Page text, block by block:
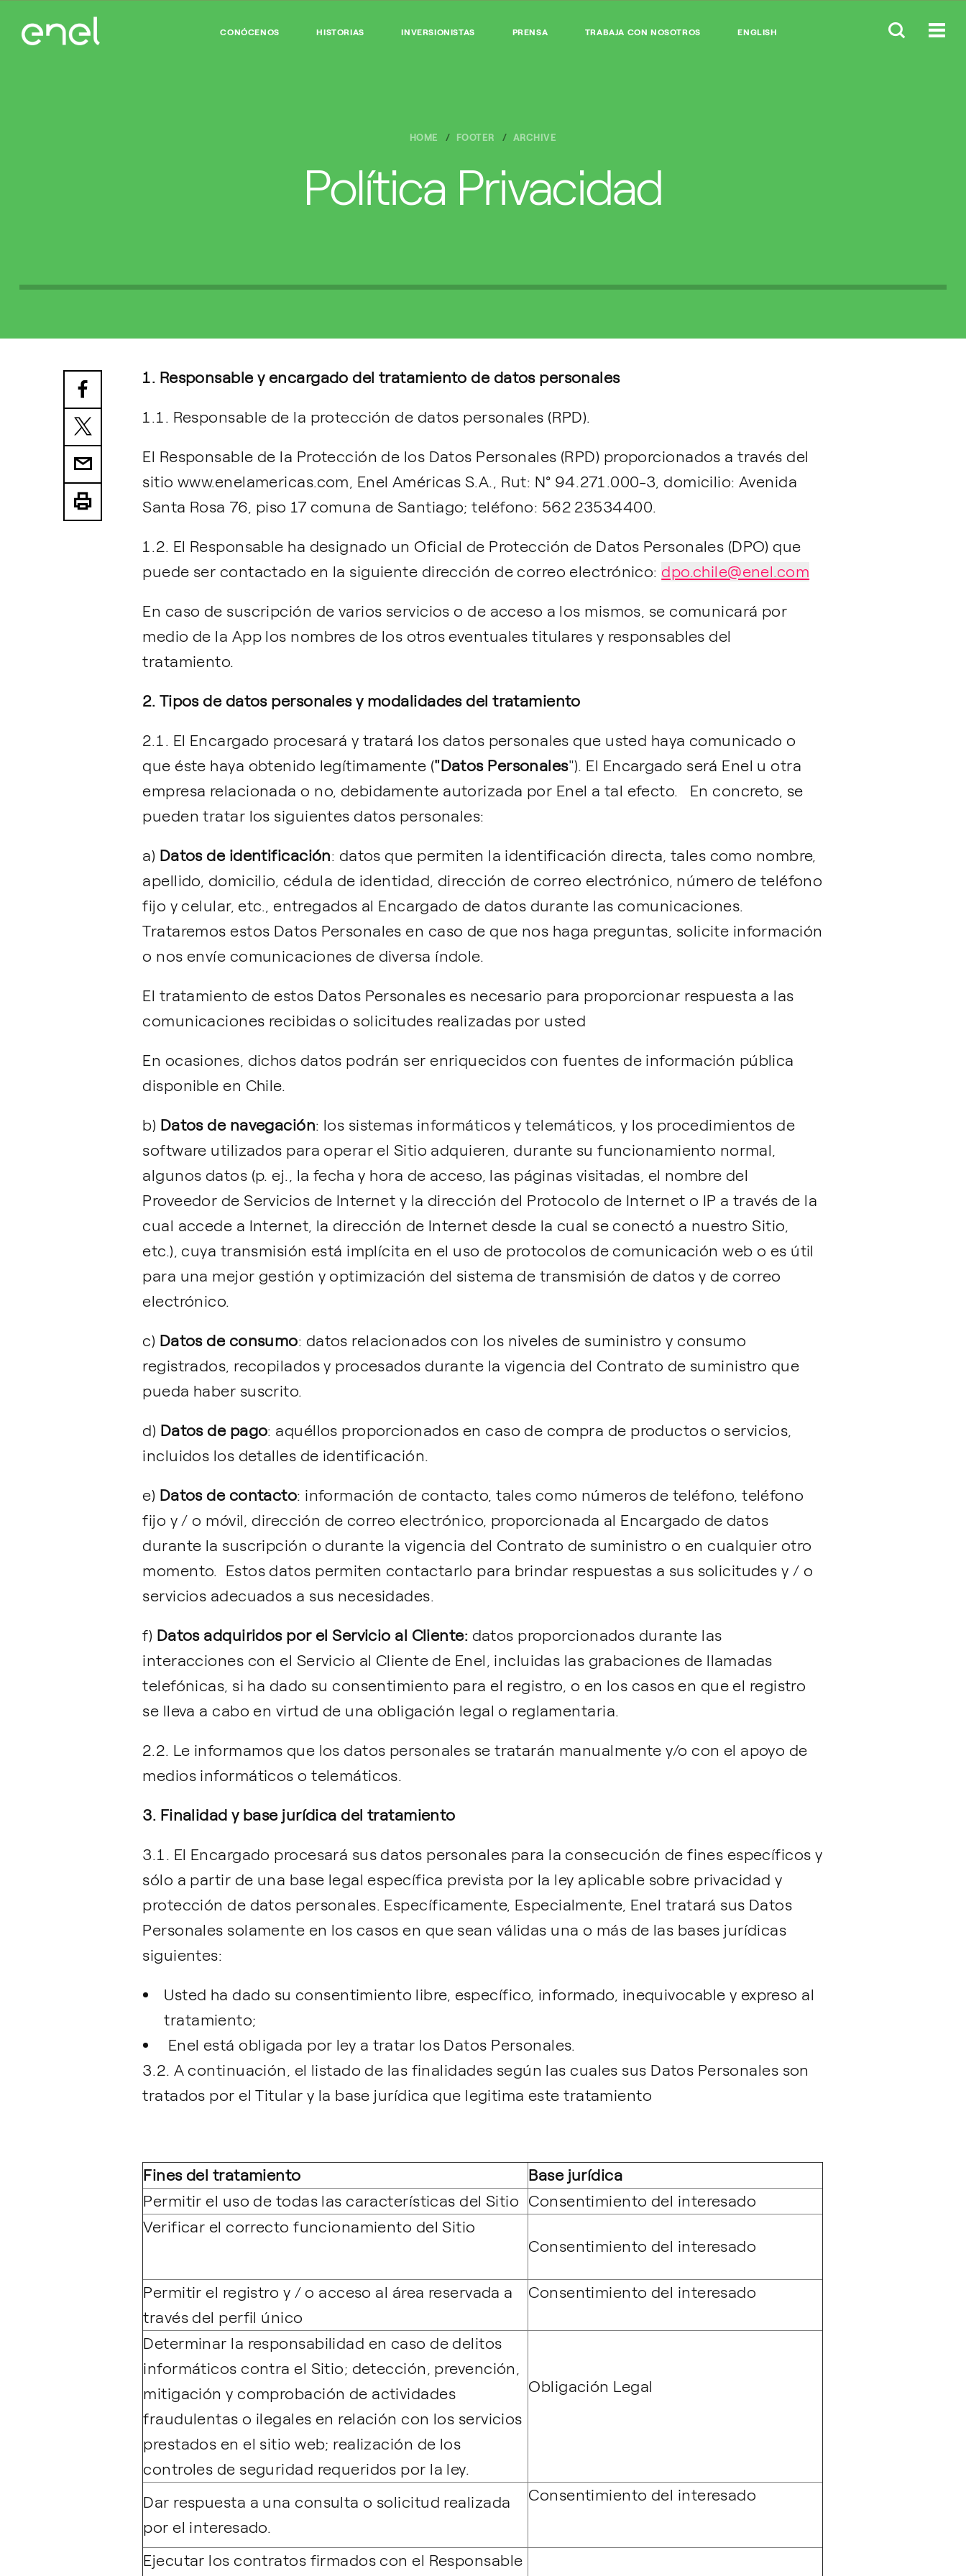
CONÓCENOS HISTORIAS INVERSIONISTAS PRENSA TRABAJA CON NOSOTROS ENGLISH
HOME FOOTER ARCHIVE
Política Privacidad
1. Responsable y encargado del tratamiento de datos personales
1.1. Responsable de la protección de datos personales (RPD).
El Responsable de la Protección de los Datos Personales (RPD) proporcionados a través del
sitio www.enelamericas.com, Enel Américas S.A., Rut: N° 94.271.000-3, domicilio: Avenida
Santa Rosa 76, piso 17 comuna de Santiago; teléfono: 562 23534400.
1.2. El Responsable ha designado un Oficial de Protección de Datos Personales (DPO) que
puede ser contactado en la siguiente dirección de correo electrónico: dpo.chile@enel.com
En caso de suscripción de varios servicios o de acceso a los mismos, se comunicará por
medio de la App los nombres de los otros eventuales titulares y responsables del
tratamiento.
2. Tipos de datos personales y modalidades del tratamiento
2.1. El Encargado procesará y tratará los datos personales que usted haya comunicado o
que éste haya obtenido legítimamente ("Datos Personales"). El Encargado será Enel u otra
empresa relacionada o no, debidamente autorizada por Enel a tal efecto. En concreto, se
pueden tratar los siguientes datos personales:
a) Datos de identificación: datos que permiten la identificación directa, tales como nombre,
apellido, domicilio, cédula de identidad, dirección de correo electrónico, número de teléfono
fijo y celular, etc., entregados al Encargado de datos durante las comunicaciones.
Trataremos estos Datos Personales en caso de que nos haga preguntas, solicite información
o nos envíe comunicaciones de diversa índole.
El tratamiento de estos Datos Personales es necesario para proporcionar respuesta a las
comunicaciones recibidas o solicitudes realizadas por usted
En ocasiones, dichos datos podrán ser enriquecidos con fuentes de información pública
disponible en Chile.
b) Datos de navegación: los sistemas informáticos y telemáticos, y los procedimientos de
software utilizados para operar el Sitio adquieren, durante su funcionamiento normal,
algunos datos (p. ej., la fecha y hora de acceso, las páginas visitadas, el nombre del
Proveedor de Servicios de Internet y la dirección del Protocolo de Internet o IP a través de la
cual accede a Internet, la dirección de Internet desde la cual se conectó a nuestro Sitio,
etc.), cuya transmisión está implícita en el uso de protocolos de comunicación web o es útil
para una mejor gestión y optimización del sistema de transmisión de datos y de correo
electrónico.
c) Datos de consumo: datos relacionados con los niveles de suministro y consumo
registrados, recopilados y procesados ​​durante la vigencia del Contrato de suministro que
pueda haber suscrito.
d) Datos de pago: aquéllos proporcionados en caso de compra de productos o servicios,
incluidos los detalles de identificación.
e) Datos de contacto: información de contacto, tales como números de teléfono, teléfono
fijo y / o móvil, dirección de correo electrónico, proporcionada al Encargado de datos
durante la suscripción o durante la vigencia del Contrato de suministro o en cualquier otro
momento. Estos datos permiten contactarlo para brindar respuestas a sus solicitudes y / o
servicios adecuados a sus necesidades.
f) Datos adquiridos por el Servicio al Cliente: datos proporcionados durante las
interacciones con el Servicio al Cliente de Enel, incluidas las grabaciones de llamadas
telefónicas, si ha dado su consentimiento para el registro, o en los casos en que el registro
se lleva a cabo en virtud de una obligación legal o reglamentaria.
2.2. Le informamos que los datos personales se tratarán manualmente y/o con el apoyo de
medios informáticos o telemáticos.
3. Finalidad y base jurídica del tratamiento
3.1. El Encargado procesará sus datos personales para la consecución de fines específicos y
sólo a partir de una base legal específica prevista por la ley aplicable sobre privacidad y
protección de datos personales. Específicamente, Especialmente, Enel tratará sus Datos
Personales solamente en los casos en que sean válidas una o más de las bases jurídicas
siguientes:
Usted ha dado su consentimiento libre, específico, informado, inequivocable y expreso al
tratamiento;
Enel está obligada por ley a tratar los Datos Personales.
3.2. A continuación, el listado de las finalidades según las cuales sus Datos Personales son
tratados por el Titular y la base jurídica que legitima este tratamiento
Fines del tratamiento
Base jurídica
Permitir el uso de todas las características del Sitio Consentimiento del interesado
Verificar el correcto funcionamiento del Sitio
Consentimiento del interesado
Permitir el registro y / o acceso al área reservada a
través del perfil único
Consentimiento del interesado
Determinar la responsabilidad en caso de delitos
informáticos contra el Sitio; detección, prevención,
mitigación y comprobación de actividades
fraudulentas o ilegales en relación con los servicios
prestados en el sitio web; realización de los
controles de seguridad requeridos por la ley.
Obligación Legal
Dar respuesta a una consulta o solicitud realizada
por el interesado.
Consentimiento del interesado
Ejecutar los contratos firmados con el Responsable